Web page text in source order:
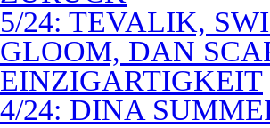
5/24: TEVALIK,
GLOOM, DAN
EINZIGARTIGKEIT
4/24: DINA